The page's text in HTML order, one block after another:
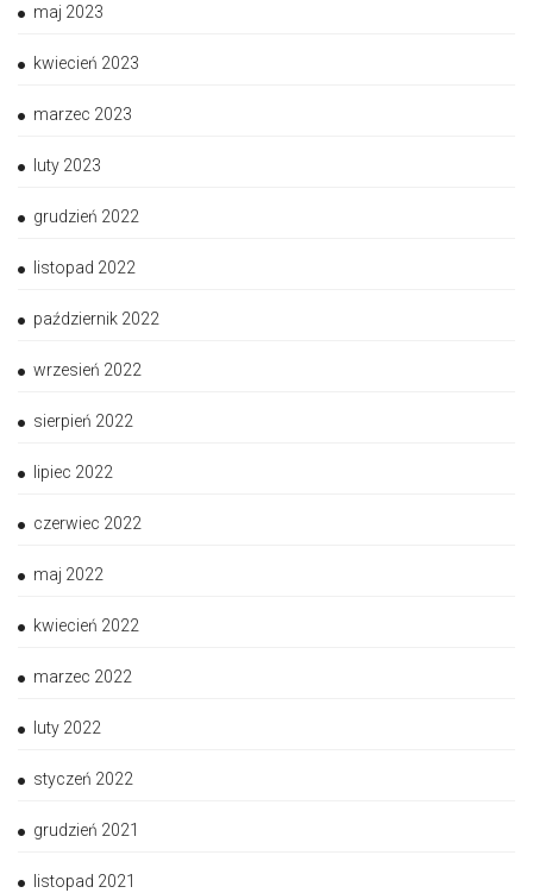
maj 2023
kwiecień 2023
marzec 2023
luty 2023
grudzień 2022
listopad 2022
październik 2022
wrzesień 2022
sierpień 2022
lipiec 2022
czerwiec 2022
maj 2022
kwiecień 2022
marzec 2022
luty 2022
styczeń 2022
grudzień 2021
listopad 2021